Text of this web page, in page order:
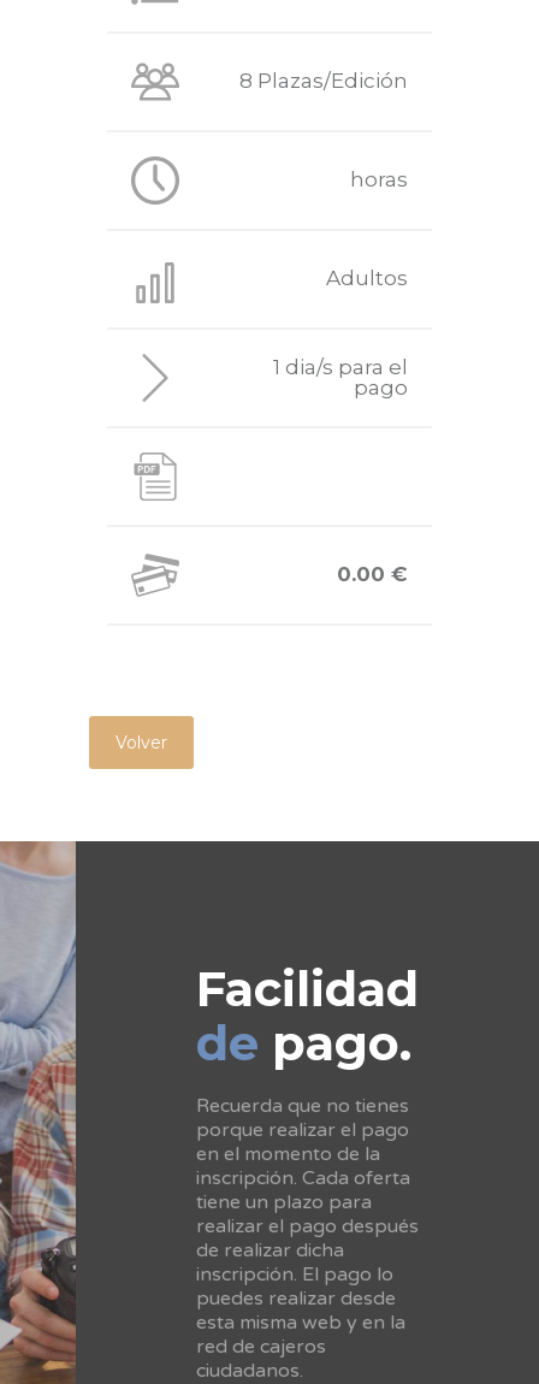
8 Plazas/Edición
horas
Adultos
1 dia/s para el
pago
0.00 €
Volver
Facilidad
de pago.
Recuerda que no tienes
porque realizar el pago
en el momento de la
inscripción. Cada oferta
tiene un plazo para
realizar el pago después
de realizar dicha
inscripción. El pago lo
puedes realizar desde
esta misma web y en la
red de cajeros
ciudadanos.